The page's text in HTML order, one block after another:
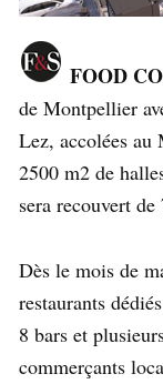
FOOD
de Montpellier
Lez, accolées au
2500 m2 de
sera recouvert
Dès le mois de
restaurants
8 bars et
commerçants